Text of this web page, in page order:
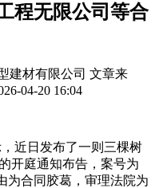
程无限公司等合
建材有限公司 文章来
04-20 16:04
近日发布了一则三棵树
开庭通知布告，案号为
为合同胶葛，审理法院为